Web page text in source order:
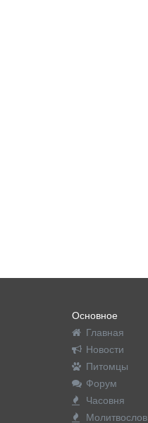
Основное
Главная
Новости
Питомцы
Форум
Часовня
Молитвослов